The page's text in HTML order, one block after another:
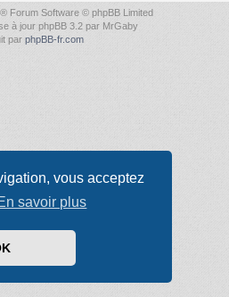
vous acceptez
savoir plus
® Forum Software © phpBB Limited
à jour phpBB 3.2 par MrGaby
par phpBB-fr.com